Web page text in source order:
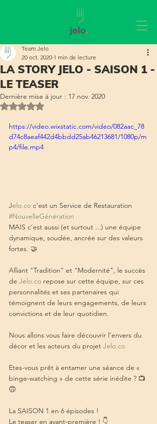
LA STORY JELO - SAISON 1 -
LE TEASER
Team Jelo
20 oct. 2020 1 min de lecture
Dernière mise à jour : 17 nov. 2020
Noté NaN étoiles sur 5.
https://video.wixstatic.com/video/082aac_78
d74c8aeaf442d4bbdd25ab46213681/1080p/m
p4/file.mp4
Jelo.co c’est un Service de Restauration
#NouvelleGénération
MAIS c’est aussi (et surtout ...) une équipe
dynamique, soudée, ancrée sur des valeurs
fortes. 🤝
Alliant "Tradition" et "Modernité", le succès
de Jelo.co repose sur cette équipe, sur ces
personnalités et ses partenaires qui
témoignent de leurs engagements, de leurs
convictions et de leur quotidien.
Nous allons vous faire découvrir l’envers du
décor et les acteurs du projet Jelo.co
Etes-vous prêt à entamer une séance de «
binge-watching » de cette série inédite ? 📺
🙃
La SAISON 1 en 6 épisodes !
Le teaser en avant-première ! 👇